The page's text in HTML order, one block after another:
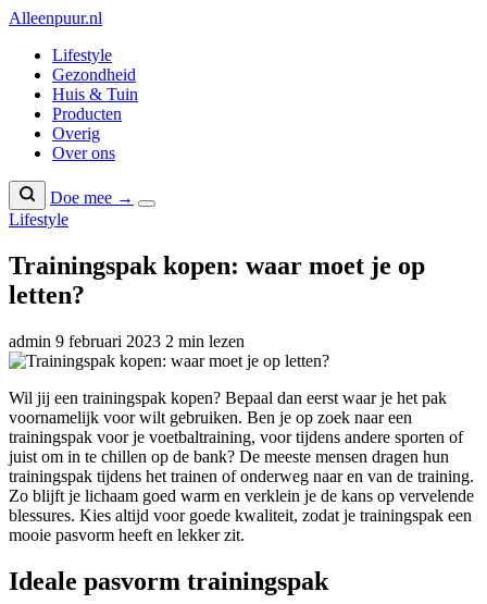
Naar
Alleenpuur.nl
Lifestyle
Gezondheid
Huis & Tuin
Producten
Overig
Over ons
Doe mee →
Lifestyle
Trainingspak kopen: waar moet je op
letten?
admin 9 februari 2023 2 min lezen
Wil jij een trainingspak kopen? Bepaal dan eerst waar je het pak
voornamelijk voor wilt gebruiken. Ben je op zoek naar een
trainingspak voor je voetbaltraining, voor tijdens andere sporten of
juist om in te chillen op de bank? De meeste mensen dragen hun
trainingspak tijdens het trainen of onderweg naar en van de training.
Zo blijft je lichaam goed warm en verklein je de kans op vervelende
blessures. Kies altijd voor goede kwaliteit, zodat je trainingspak een
mooie pasvorm heeft en lekker zit.
Ideale pasvorm trainingspak